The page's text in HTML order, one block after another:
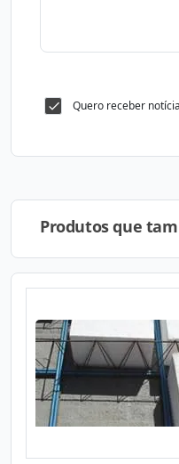
Quero receber
Produtos que